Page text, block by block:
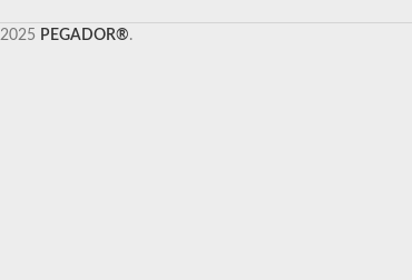
2025 PEGADOR®.